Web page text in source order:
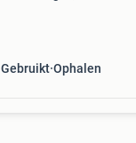
Gebruikt Ophalen